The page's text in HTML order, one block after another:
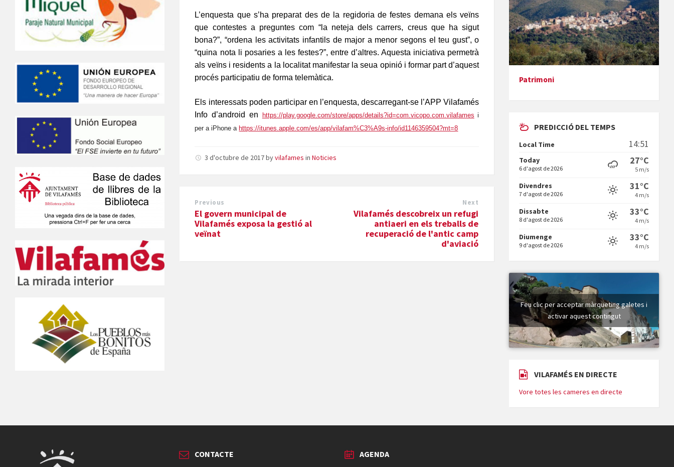
L’enquesta que s’ha preparat des de la regidoria de festes demana els veïns
que contestes a preguntes com “la neteja dels carrers, creus que ha sigut
bona?”, “ordena les activitats infantils de major a menor segons el teu gust”, o
“quina nota li posaries a les festes?”, entre d’altres. Aquesta iniciativa permetrà
als veïns i residents a la localitat manifestar la seua opinió i formar part d’aquest
procés participatiu de forma telemàtica.
Els interessats poden participar en l’enquesta, descarregant-se l’APP Vilafamés
Info d’android en
https://play.google.com/store/apps/details?id=com.vicopo.com.vilafames i
per a iPhone a https://itunes.apple.com/es/app/vilafam%C3%A9s-info/id1146359504?mt=8
3 d'octubre de 2017byvilafames inNoticies
Previous
El govern municipal de
Vilafamés exposa la gestió al
veïnat
Next
Vilafamés descobreix un refugi
antiaeri en els treballs de
recuperació de l'antic camp
d'aviació
Paella monumental i TARDEO. Amics de
Diumenge de ressurecció
Vigília pasqual
Minicims
Patrimoni
PREDICCIÓ DEL TEMPS
Local Time 14:51
Today
6 d'agost de 2026
27°C
5 m/s
Divendres
7 d'agost de 2026
31°C
4 m/s
Dissabte
8 d'agost de 2026
33°C
4 m/s
Diumenge
9 d'agost de 2026
33°C
4 m/s
Feu clic per acceptar màrqueting galetes i
activar aquest contingut
VILAFAMÉS EN DIRECTE
Vore totes les cameres en directe
CONTACTE AGENDA